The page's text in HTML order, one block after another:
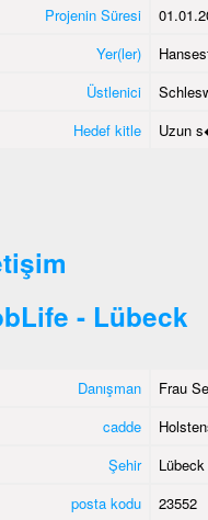
Projenin Süresi
Yer(ler)
Üstlenici
Hedef kitle
Uzun
- Lübeck
Danışman
Frau
cadde
Şehir
Lübeck
posta kodu
23552